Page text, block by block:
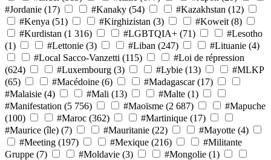
#Jordanie (17) #Kanaky (54) #Kazakhstan (12)
#Kenya (51) #Kirghizistan (3) #Koweit (8)
#Kurdistan (1 316) #LGBTQIA+ (71)
#Lesotho
(1)
#Lettonie (3) #Liban (247) #Lituanie (4)
#Local Sacco-Vanzetti (115)
#Loi de répression
(624)
#Luxembourg (3) #Lybie (13)
#MLKP
(65)
#Macédoine (6) #Madagascar (17)
#Malaisie (4) #Mali (13) #Malte (1)
#Manifestation (5 756) #Maoïsme (2 687)
#Mapuche
(100)
#Maroc (362) #Martinique (17)
#Maurice (île) (7) #Mauritanie (22) #Mayotte (4)
#Meeting (197) #Mexique (216)
#Militante
Gruppe (7) #Moldavie (3) #Mongolie (1)